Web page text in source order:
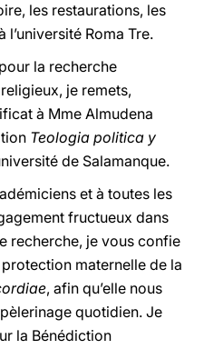
les restaurations, les
Roma Tre.
la recherche
je remets,
à Mme Almudena
Teologia politica y
de Salamanque.
et à toutes les
fructueux dans
recherche, je vous confie
maternelle de la
, afin qu’elle nous
quotidien. Je
la Bénédiction